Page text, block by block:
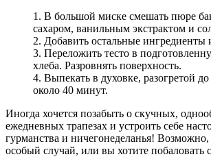
1. В большой миске смешать пюре
сахаром, ванильным экстрактом и
2. Добавить остальные ингредиенты
3. Переложить тесто в
хлеба. Разровнять поверхность.
4. Выпекать в духовке, разогретой
около 40 минут.
Иногда хочется позабыть о скучных,
ежедневных трапезах и устроить себе
гурманства и ничегонеделанья! Возможно,
особый случай, или вы хотите побаловать